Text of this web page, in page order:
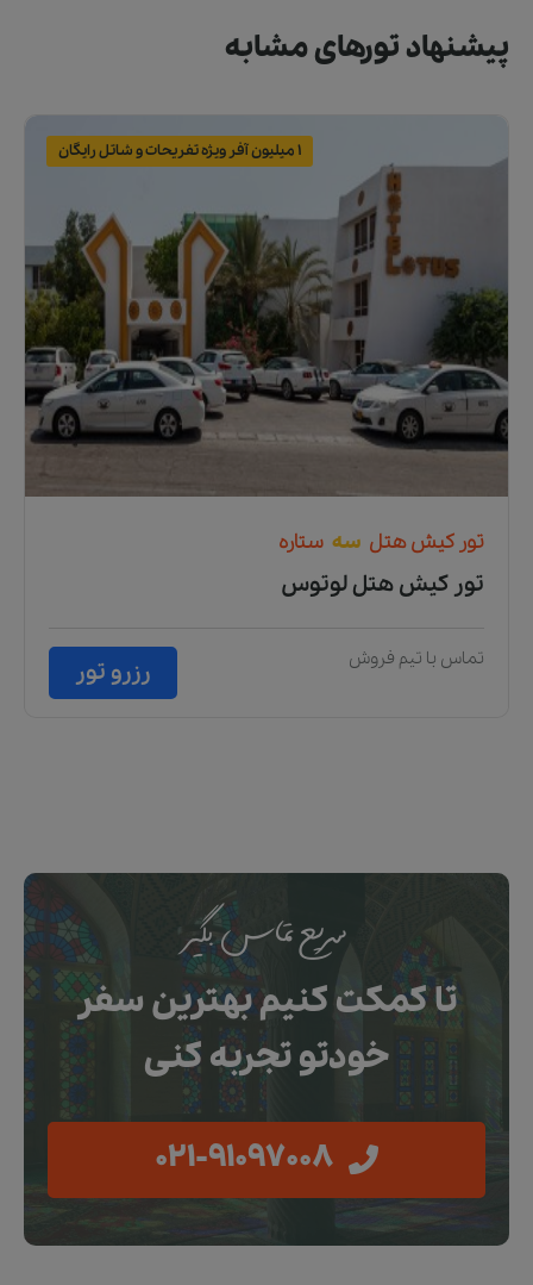
پیشنهاد تورهای مشابه
1 میلیون آفر ویژه تفریحات و شاتل رایگان
تور کیشهتل سه ستاره
تور کیش هتل لوتوس
رزرو تور تماس با تیم فروش
سریع تماس بگیر
تا کمکت کنیم بهترین سفر
خودتو تجربه کنی
021-91097008